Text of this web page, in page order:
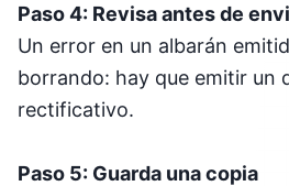
Paso 4: Revisa antes de
Un error en un albarán
borrando: hay que emitir un
rectificativo.
Paso 5: Guarda una copia